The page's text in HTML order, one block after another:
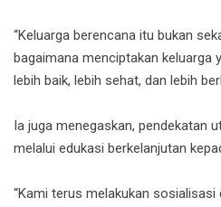
“Keluarga berencana itu bukan
bagaimana menciptakan keluarga
lebih baik, lebih sehat, dan lebih
Ia juga menegaskan, pendekatan
melalui edukasi berkelanjutan
“Kami terus melakukan sosialisasi